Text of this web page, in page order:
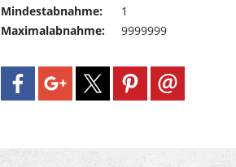
Mindestabnahme:
1
Maximalabnahme:
9999999